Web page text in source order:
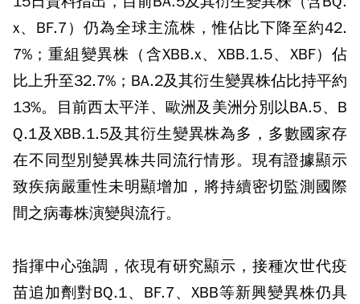
x、BF.7）仍為全球主流株，惟佔比下降至約42.
7%；重組變異株（含XBB.x、XBB.1.5、XBF）佔
比上升至32.7%；BA.2及其衍生變異株佔比持平約
13%。目前西太平洋、歐洲及美洲分別以BA.5、B
Q.1及XBB.1.5及其衍生變異株為多，多數國家存
在不同型別變異株共同流行情形。現有證據顯示
致疾病嚴重性未明顯增加，將持續密切監測國際
間之病毒株演變與流行。
指揮中心強調，依現有研究顯示，接種次世代疫
苗追加劑對BQ.1、BF.7、XBB等新興變異株仍具